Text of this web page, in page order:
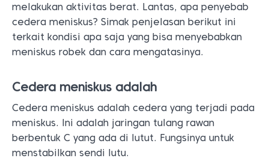
melakukan aktivitas berat. Lantas, apa penyebab
cedera meniskus? Simak penjelasan berikut ini
terkait kondisi apa saja yang bisa menyebabkan
meniskus robek dan cara mengatasinya.
Cedera meniskus adalah
Cedera meniskus adalah cedera yang terjadi pada
meniskus. Ini adalah jaringan tulang rawan
berbentuk C yang ada di lutut. Fungsinya untuk
menstabilkan sendi lutu.